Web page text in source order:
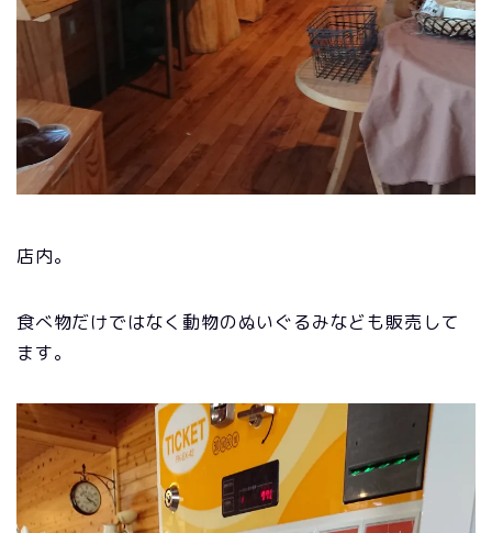
店内。
食べ物だけではなく動物のぬいぐるみなども販売して
ます。